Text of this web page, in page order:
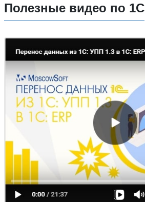
Полезные видео по 1С